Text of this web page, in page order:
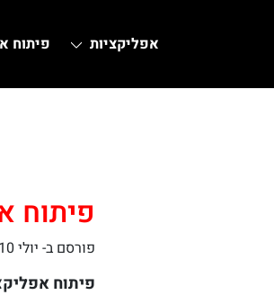
Skip
אפליקציות פיתוח
פיתוח
פורסם ב- יולי 10, 2026
פיתוח